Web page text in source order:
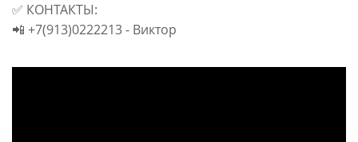
✅ КОНТАКТЫ:
📲 +7(913)0222213 - Виктор